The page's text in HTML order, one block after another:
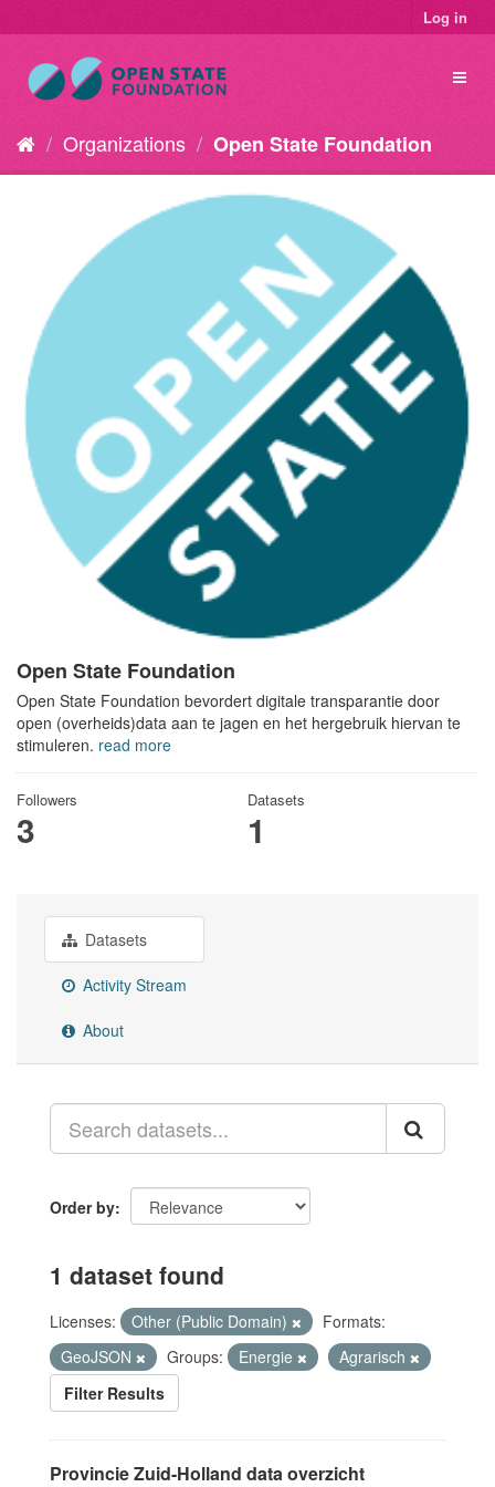
Log in
Organizations Open State Foundation
Open State Foundation
Open State Foundation bevordert digitale transparantie door
open (overheids)data aan te jagen en het hergebruik hiervan te
stimuleren. read more
Followers
3
Datasets
1
Datasets
Activity Stream
About
Order by
1 dataset found
Licenses: Other (Public Domain)
Formats:
GeoJSON
Groups: Energie
Agrarisch
Filter Results
Provincie Zuid-Holland data overzicht